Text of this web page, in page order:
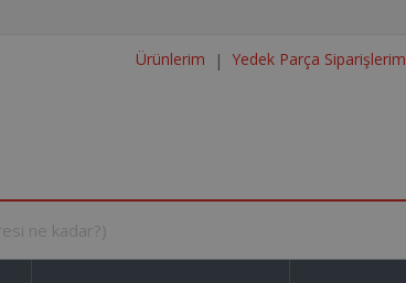
Ürünlerim Yedek Parça Siparişlerim